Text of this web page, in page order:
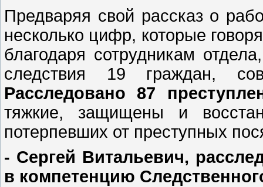
Предваряя свой рассказ о
несколько цифр, которые
благодаря сотрудникам
следствия 19 граждан,
Расследовано 87
тяжкие, защищены и
потерпевших от преступных
- Сергей Витальевич,
в компетенцию